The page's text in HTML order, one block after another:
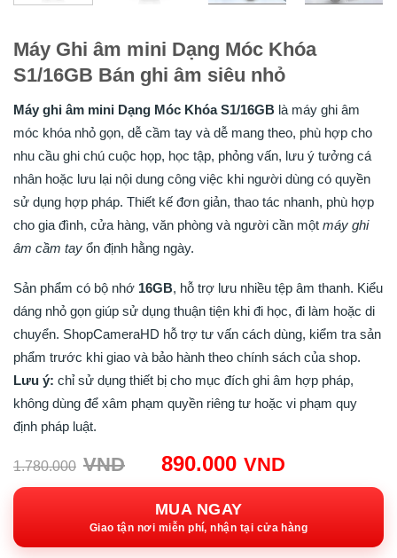
Máy Ghi âm mini Dạng Móc Khóa
S1/16GB Bán ghi âm siêu nhỏ
Máy ghi âm mini Dạng Móc Khóa S1/16GB là máy ghi âm
móc khóa nhỏ gọn, dễ cầm tay và dễ mang theo, phù hợp cho
nhu cầu ghi chú cuộc họp, học tập, phỏng vấn, lưu ý tưởng cá
nhân hoặc lưu lại nội dung công việc khi người dùng có quyền
sử dụng hợp pháp. Thiết kế đơn giản, thao tác nhanh, phù hợp
cho gia đình, cửa hàng, văn phòng và người cần một máy ghi
âm cầm tay ổn định hằng ngày.
Sản phẩm có bộ nhớ 16GB, hỗ trợ lưu nhiều tệp âm thanh. Kiểu
dáng nhỏ gọn giúp sử dụng thuận tiện khi đi học, đi làm hoặc di
chuyển. ShopCameraHD hỗ trợ tư vấn cách dùng, kiểm tra sản
phẩm trước khi giao và bảo hành theo chính sách của shop.
Lưu ý: chỉ sử dụng thiết bị cho mục đích ghi âm hợp pháp,
không dùng để xâm phạm quyền riêng tư hoặc vi phạm quy
định pháp luật.
1.780.000 VND
Giá
gốc:
1.780.000VND.
890.000 VND
hiện
MUA NGAY
Giao tận nơi miễn phí, nhận tại cửa hàng